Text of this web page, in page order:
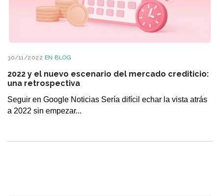
30/11/2022 EN BLOG
2022 y el nuevo escenario del mercado crediticio:
una retrospectiva
Seguir en Google Noticias Sería difícil echar la vista atrás
a 2022 sin empezar...